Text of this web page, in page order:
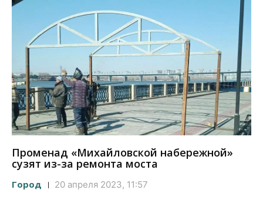
Променад «Михайловской набережной»
сузят из-за ремонта моста
Город 20 апреля 2023, 11:57